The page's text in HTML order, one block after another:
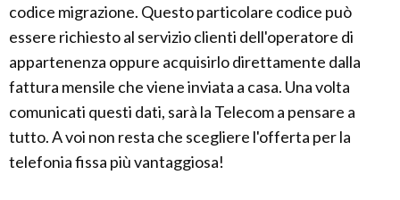
codice migrazione. Questo particolare codice può
essere richiesto al servizio clienti dell'operatore di
appartenenza oppure acquisirlo direttamente dalla
fattura mensile che viene inviata a casa. Una volta
comunicati questi dati, sarà la Telecom a pensare a
tutto. A voi non resta che scegliere l'offerta per la
telefonia fissa più vantaggiosa!